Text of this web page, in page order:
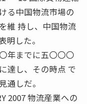
る中国物流市場の
維 持し、中国物流
明した。
年までに五〇〇〇
達し、その時点 で
通しだ。
2007 物流産業への